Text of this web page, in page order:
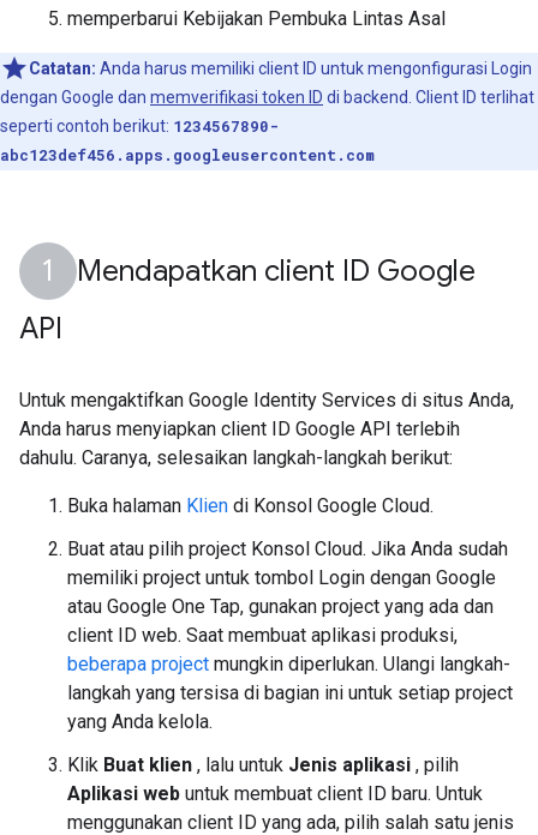
memperbarui Kebijakan Pembuka Lintas Asal
Catatan: Anda harus memiliki client ID untuk mengonfigurasi Login
dengan Google dan memverifikasi token ID di backend. Client ID terlihat
seperti contoh berikut: 1234567890-
abc123def456.apps.googleusercontent.com
Mendapatkan client ID Google
API
Untuk mengaktifkan Google Identity Services di situs Anda,
Anda harus menyiapkan client ID Google API terlebih
dahulu. Caranya, selesaikan langkah-langkah berikut:
Buka halaman Klien di Konsol Google Cloud.
Buat atau pilih project Konsol Cloud. Jika Anda sudah
memiliki project untuk tombol Login dengan Google
atau Google One Tap, gunakan project yang ada dan
client ID web. Saat membuat aplikasi produksi,
beberapa project mungkin diperlukan. Ulangi langkah-
langkah yang tersisa di bagian ini untuk setiap project
yang Anda kelola.
Klik Buat klien , lalu untuk Jenis aplikasi , pilih
Aplikasi web untuk membuat client ID baru. Untuk
menggunakan client ID yang ada, pilih salah satu jenis